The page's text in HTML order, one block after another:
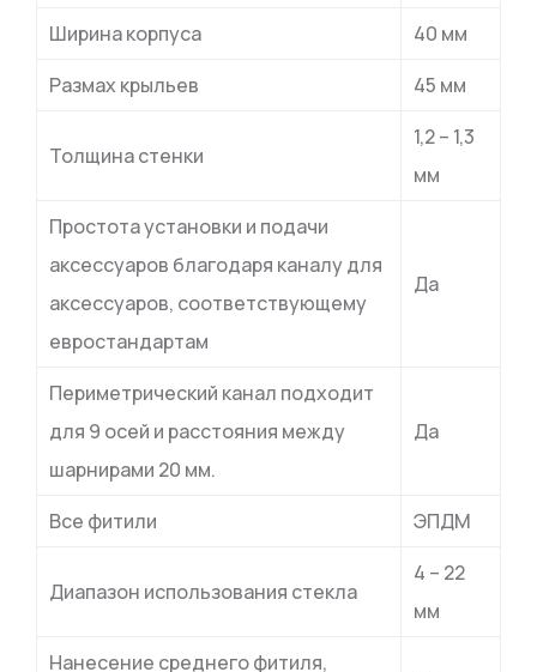
Ширина корпуса
40 мм
Размах крыльев
45 мм
Толщина стенки
1,2 – 1,3
мм
Простота установки и подачи
аксессуаров благодаря каналу для
аксессуаров, соответствующему
евростандартам
Да
Периметрический канал подходит
для 9 осей и расстояния между
шарнирами 20 мм.
Да
Все фитили ЭПДМ
Диапазон использования стекла
4 – 22
мм
Нанесение среднего фитиля,